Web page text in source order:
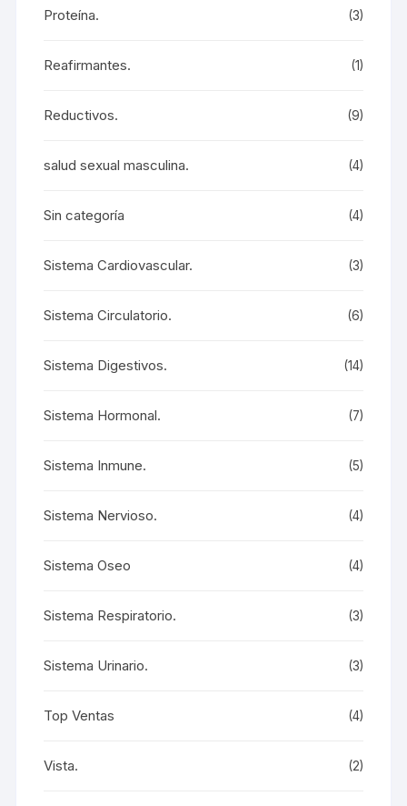
Proteína. (3)
Reafirmantes. (1)
Reductivos. (9)
salud sexual masculina. (4)
Sin categoría (4)
Sistema Cardiovascular. (3)
Sistema Circulatorio. (6)
Sistema Digestivos. (14)
Sistema Hormonal. (7)
Sistema Inmune. (5)
Sistema Nervioso. (4)
Sistema Oseo (4)
Sistema Respiratorio. (3)
Sistema Urinario. (3)
Top Ventas (4)
Vista. (2)